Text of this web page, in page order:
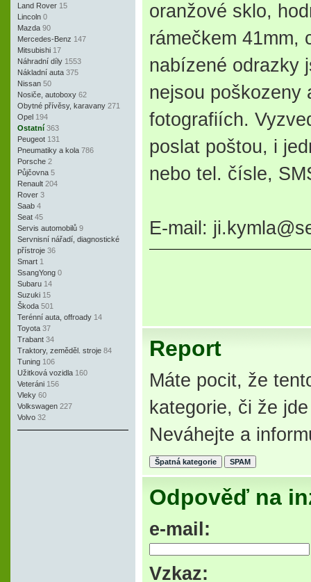
Land Rover 15
Lincoln 0
Mazda 90
Mercedes-Benz 147
Mitsubishi 17
Náhradní díly 1553
Nákladní auta 375
Nissan 50
Nosiče, autoboxy 62
Obytné přívěsy, karavany 271
Opel 194
Ostatní 363
Peugeot 131
Pneumatiky a kola 786
Porsche 2
Půjčovna 5
Renault 204
Rover 3
Saab 4
Seat 45
Servis automobilů 9
Servnisní nářadí, diagnostické
přístroje 36
Smart 1
SsangYong 0
Subaru 14
Suzuki 15
Škoda 501
Terénní auta, offroady 14
Toyota 37
Trabant 34
Traktory, zeměděl. stroje 84
Tuning 106
Užitková vozidla 160
Veteráni 156
Vleky 60
Volkswagen 227
Volvo 32
oranžové sklo,
rámečkem 41mm,
nabízené odrazky
nejsou poškozeny
fotografiích.
poslat poštou, i
nebo tel. čísle,
E-mail:
Report
Máte pocit, že
kategorie, či že
Neváhejte a
Odpověď na
e-mail:
Vzkaz: